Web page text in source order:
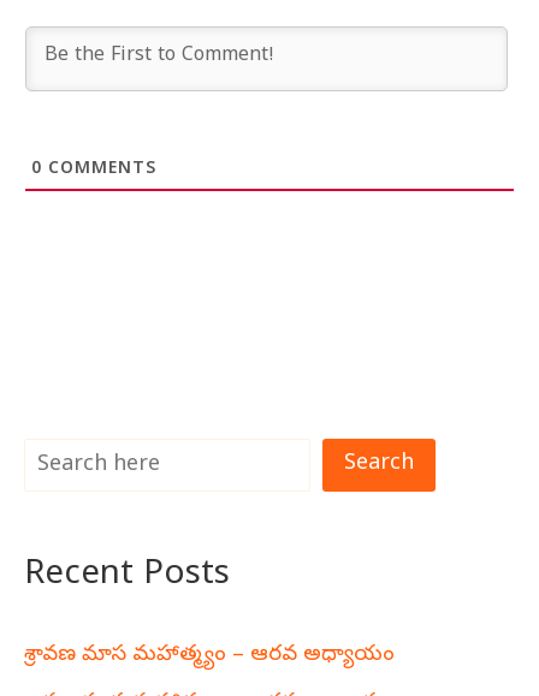
0 COMMENTS
Search
Recent Posts
శ్రావణ మాస మహాత్మ్యం – ఆరవ అధ్యాయం